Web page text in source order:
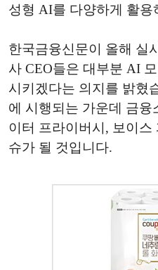
성형 AI를 다양하게 활용
한국금융신문이 올해 실
사 CEO들은 대부분 AI
시키겠다는 의지를 밝혔
에 시행되는 가운데 금융
이터 프라이버시, 보이스
슈가 될 것입니다.